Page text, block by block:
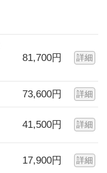
81,700円 詳細
73,600円 詳細
41,500円 詳細
17,900円 詳細